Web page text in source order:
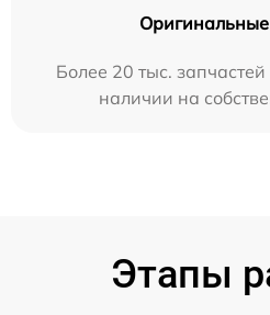
Оригинальные
Более 20 тыс.
наличии на
Этапы